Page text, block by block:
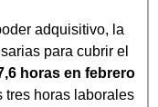
adquisitivo, la
para cubrir el
horas en febrero
tres horas laborales